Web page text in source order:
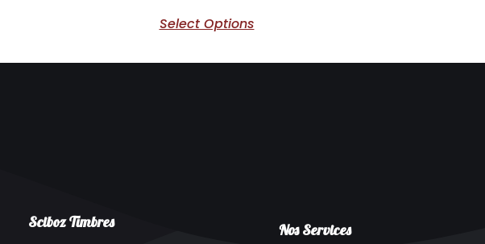
Select Options
Sciboz Timbres Nos Services